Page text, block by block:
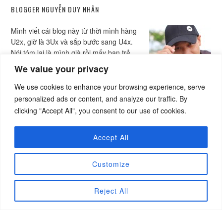
We value your privacy
We use cookies to enhance your browsing experience, serve
personalized ads or content, and analyze our traffic. By
clicking "Accept All", you consent to our use of cookies.
Customize
Reject All
Accept All
BLOGGER NGUYỄN DUY NHÂN
Mình viết cái blog này từ thời mình hàng
U2x, giờ là 3Ux và sắp bước sang U4x.
Nói tóm lại là mình già rồi mấy bạn trẻ
ơi! Vì vậy mấy bạn đọc để tham khảo,
đọc để chia sẻ và đọc để học hỏi là
chính chứ đừng có chửi thề, đừng có
gây war nha. Mình già - mình ngại va chạm lắm... Nếu bạn cảm
thấy bài viết có nhiều điểm không chính xác, hãy comment và
chia sẻ để tôi còn được học hỏi từ những góp ý của bạn.
More…